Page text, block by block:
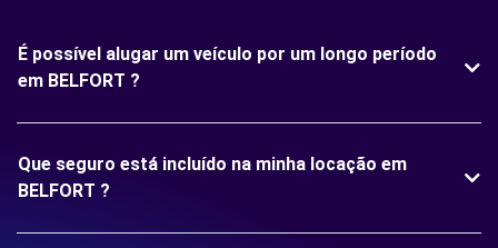
É possível alugar um veículo por um longo período
em BELFORT ?
Que seguro está incluído na minha locação em
BELFORT ?